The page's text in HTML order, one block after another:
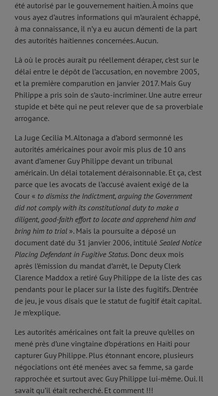
été autorisé par le gouvernement haïtien. À moins que
vous ayez d’autres informations qui m’auraient échappé,
à ma connaissance, il n’y a eu aucun démenti de la part
des autorités haïtiennes concernées. Aucun.
Là où le procès aurait pu réellement déraper, c’est sur le
délai entre le dépôt de l’accusation, en novembre 2005,
et la première comparution en janvier 2017. Mais Guy
Philippe a pris soin de s’auto-incriminer. Une autre erreur
stupide et bête qui ne peut relever que de sa proverbiale
arrogance.
La Juge Cecilia M. Altonaga a d’abord sermonné les
autorités américaines pour avoir mis plus de 10 ans
avant d’amener Guy Philippe devant un tribunal
américain. Un délai totalement déraisonnable. Et ça, c’est
parce que les avocats de l’accusé avaient exigé de la
Cour « to dismiss the Indictment, arguing the Government
did not comply with its constitutional duty to make a
diligent, good-faith effort to locate and apprehend him and
bring him to trial ». Mais la poursuite a déposé un
document daté du 31 janvier 2006, intitulé Sealed Notice
Placing Defendant in Fugitive Status. Donc deux mois
après l’émission du mandat d’arrêt, le Deputy Clerk
Clarence Maddox a retiré Guy Philippe de la liste des cas
pendants pour le placer sur la liste des fugitifs. D’entrée
de jeu, je vous disais que le statut de fugitif était capital.
Je m’explique.
Les autorités américaines ont fait la preuve qu’elles on
mené près d’une vingtaine d’opérations en Haïti pour
capturer Guy Philippe. Plus étonnant encore, plusieurs
négociations ont été menées avec sa femme, sa garde
rapprochée et surtout avec Guy Philippe lui-même. Oui. Il
savait qu’il était recherché. Et comment !!!